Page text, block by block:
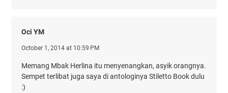
Oci YM
October 1, 2014 at 10:59 PM
Memang Mbak Herlina itu menyenangkan, asyik orangnya.
Sempet terlibat juga saya di antologinya Stiletto Book dulu
:)